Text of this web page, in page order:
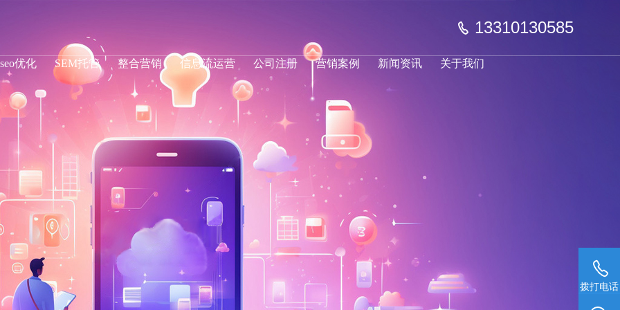
13310130585
seo优化 SEM托管 整合营销 信息流运营 公司注册 营销案例 新闻资讯 关于我们
拨打电话